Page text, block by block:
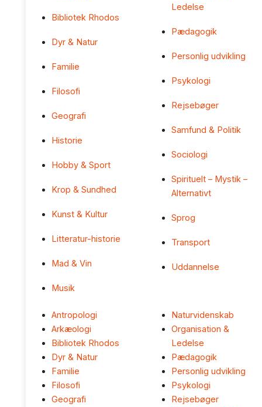
Bibliotek Rhodos
Dyr & Natur
Familie
Filosofi
Geografi
Historie
Hobby & Sport
Krop & Sundhed
Kunst & Kultur
Litteratur-historie
Mad & Vin
Musik
Ledelse
Pædagogik
Personlig udvikling
Psykologi
Rejsebøger
Samfund & Politik
Sociologi
Spirituelt – Mystik –
Alternativt
Sprog
Transport
Uddannelse
Antropologi
Arkæologi
Bibliotek Rhodos
Dyr & Natur
Familie
Filosofi
Geografi
Naturvidenskab
Organisation &
Ledelse
Pædagogik
Personlig udvikling
Psykologi
Rejsebøger